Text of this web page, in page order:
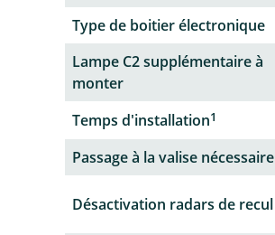
Type de boitier électronique
Lampe C2 supplémentaire à
monter
Temps d'installation1
Passage à la valise nécessaire
Désactivation radars de recul